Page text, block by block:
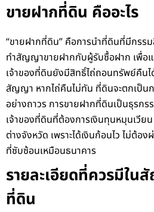
ขายฝากที่ดิน คืออะไร
“ขายฝากที่ดิน” คือการนำที่ดินที่มีกรร
ทำสัญญาขายฝากกับผู้รับซื้อฝาก เพื่อ
เจ้าของที่ดินยังมีสิทธิ์ไถ่ถอนทรัพย์คืนไ
สัญญา หากไถ่คืนไม่ทัน ที่ดินจะตกเป็น
อย่างถาวร การขายฝากที่ดินเป็นธุรก
เจ้าของที่ดินที่ต้องการเงินทุนหมุนเวียน
ต่างจังหวัด เพราะได้เงินก้อนไว ไม่ต้
ที่ซับซ้อนเหมือนธนาคาร
รายละเอียดที่ควรมีใน
ที่ดิน